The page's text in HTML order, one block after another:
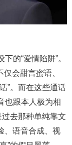
的“爱情陷阱”。
会甜言蜜语、
”。而在这些通话
也跟本人极为相
过去那种单纯靠文
、语音合成、视